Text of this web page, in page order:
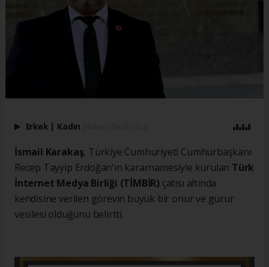
Erkek | Kadın
İsmail Karakaş, Türkiye Cumhuriyeti Cumhurbaşkanı
Recep Tayyip Erdoğan'ın kararnamesiyle kurulan Türk
İnternet Medya Birliği (TİMBİR) çatısı altında
kendisine verilen görevin büyük bir onur ve gurur
vesilesi olduğunu belirtti.